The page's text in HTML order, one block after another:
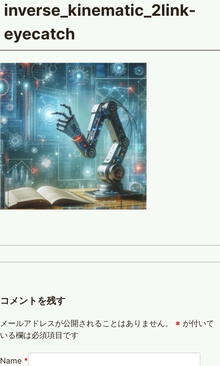
inverse_kinematic_2link-
eyecatch
コメントを残す
メールアドレスが公開されることはありません。 ※ が付いて
いる欄は必須項目です
Name *